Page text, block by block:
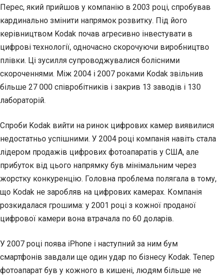
Перес, який прийшов у компанію в 2003 році, спробував
кардинально змінити напрямок розвитку. Під його
керівництвом Kodak почав агресивно інвестувати в
цифрові технології, одночасно скорочуючи виробництво
плівки. Ці зусилля супроводжувалися болісними
скороченнями. Між 2004 і 2007 роками Kodak звільнив
більше 27 000 співробітників і закрив 13 заводів і 130
лабораторій.
Спроби Kodak вийти на ринок цифрових камер виявилися
недостатньо успішними. У 2004 році компанія навіть стала
лідером продажів цифрових фотоапаратів у США, але
прибуток від цього напрямку був мінімальним через
жорстку конкуренцію. Головна проблема полягала в тому,
що Kodak не заробляв на цифрових камерах. Компанія
розкидалася грошима: у 2001 році з кожної проданої
цифрової камери вона втрачала по 60 доларів.
У 2007 році поява iPhone і наступний за ним бум
смартфонів завдали ще один удар по бізнесу Kodak. Тепер
фотоапарат був у кожного в кишені, людям більше не